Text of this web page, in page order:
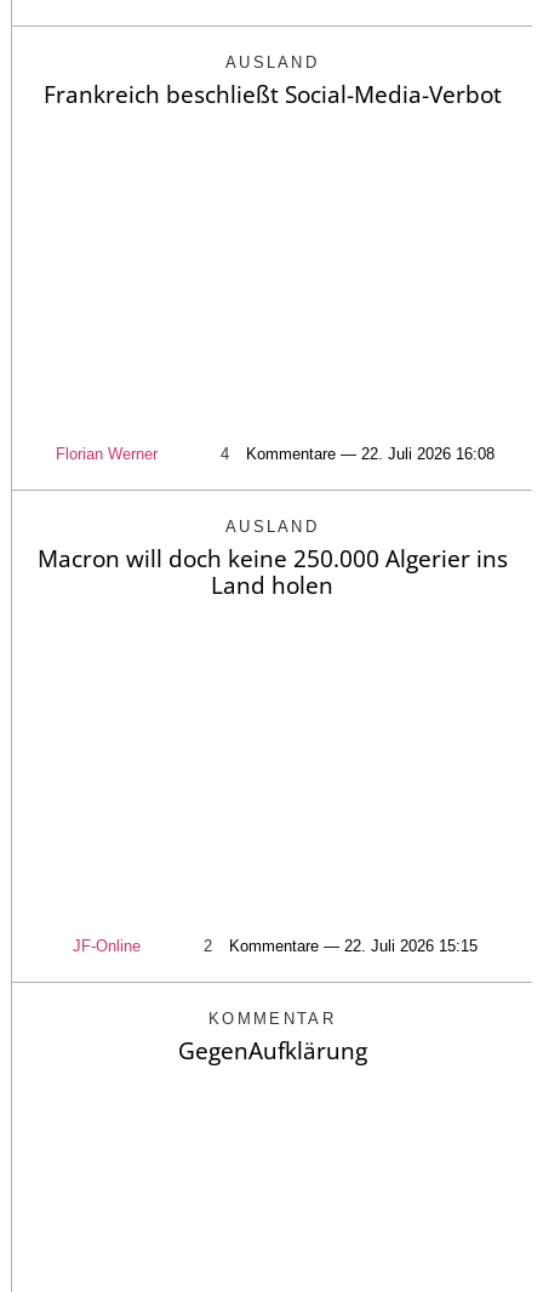
AUSLAND
Frankreich beschließt Social-Media-Verbot
Florian Werner 4 Kommentare — 22. Juli 2026 16:08
AUSLAND
Macron will doch keine 250.000 Algerier ins
Land holen
JF-Online 2 Kommentare — 22. Juli 2026 15:15
KOMMENTAR
GegenAufklärung